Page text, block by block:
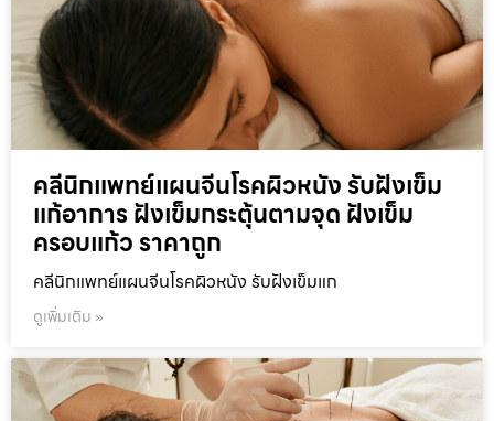
คลีนิกแพทย์แผนจีนโรคผิวหนัง รับฝังเข็ม
แก้อาการ ฝังเข็มกระตุ้นตามจุด ฝังเข็ม
ครอบแก้ว ราคาถูก
คลีนิกแพทย์แผนจีนโรคผิวหนัง รับฝังเข็มแก
ดูเพิ่มเติม »